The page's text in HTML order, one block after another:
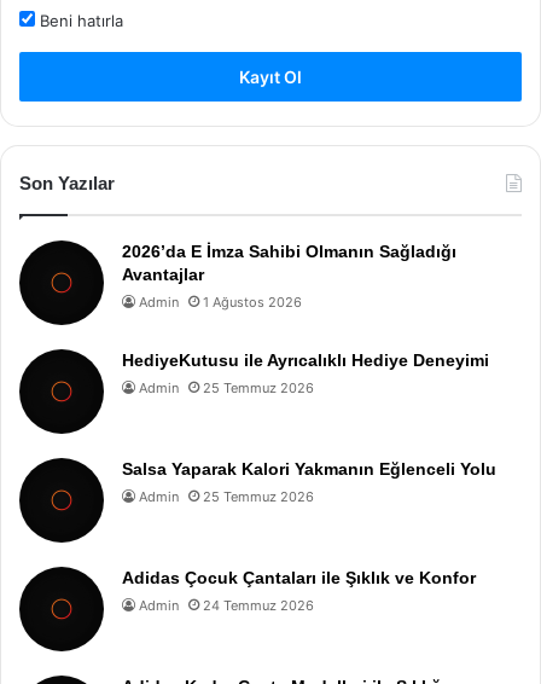
Beni hatırla
Kayıt Ol
Son Yazılar
2026’da E İmza Sahibi Olmanın Sağladığı
Avantajlar
Admin 1 Ağustos 2026
HediyeKutusu ile Ayrıcalıklı Hediye Deneyimi
Admin 25 Temmuz 2026
Salsa Yaparak Kalori Yakmanın Eğlenceli Yolu
Admin 25 Temmuz 2026
Adidas Çocuk Çantaları ile Şıklık ve Konfor
Admin 24 Temmuz 2026